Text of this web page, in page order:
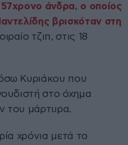
άνδρα, ο οποίος
βρισκόταν στη
τζιπ, στις 18
Κυριάκου που
στο όχημα
του μάρτυρα.
χρόνια μετά το